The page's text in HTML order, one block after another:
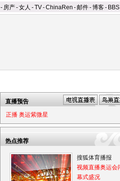
- 房产-女人 -TV-ChinaRen -邮件-博客- BBS
直播预告
正播 奥运紫微星
热点推荐
搜狐体育播报
视频直播奥运会
幕式盛况